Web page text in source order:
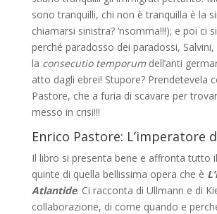
sono tranquilli, chi non è tranquilla è la
chiamarsi sinistra? ‘nsomma!!!); e poi ci
perché paradosso dei paradossi,
la consecutio temporumdell’anti
atto dagli ebrei! Stupore? Prendetevela
Pastore, che a furia di scavare per
messo in crisi!!!
Enrico Pastore: L’imperatore
Il libro si presenta bene e affronta tutto
quinte di quella bellissima opera che è
Atlantide. Ci racconta di Ullmann e di
collaborazione, di come quando e